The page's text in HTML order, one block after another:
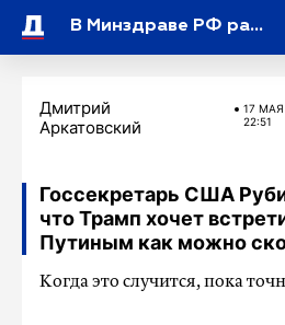
В Минздраве РФ рассказали, чем полезны прогулки на велосипеде
Дмитрий
Аркатовский
17 МАЯ
22:51
Госсекретарь США
что Трамп хочет
Путиным как можно
Когда это случится, пока